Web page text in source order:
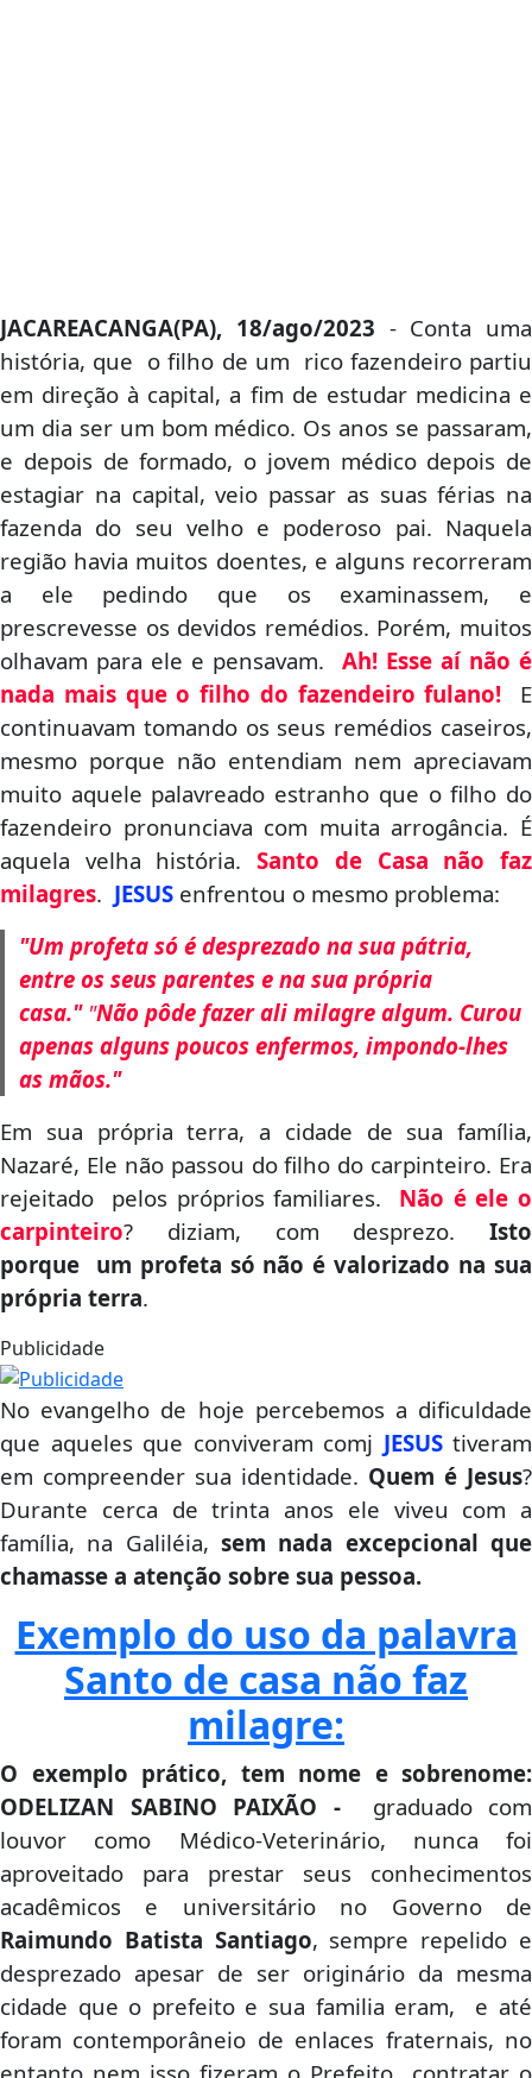
JACAREACANGA(PA), 18/ago/2023 - Conta uma
história, que o filho de um rico fazendeiro partiu
em direção à capital, a fim de estudar medicina e
um dia ser um bom médico. Os anos se passaram,
e depois de formado, o jovem médico depois de
estagiar na capital, veio passar as suas férias na
fazenda do seu velho e poderoso pai. Naquela
região havia muitos doentes, e alguns recorreram
a ele pedindo que os examinassem, e
prescrevesse os devidos remédios. Porém, muitos
olhavam para ele e pensavam. Ah! Esse aí não é
nada mais que o filho do fazendeiro fulano! E
continuavam tomando os seus remédios caseiros,
mesmo porque não entendiam nem apreciavam
muito aquele palavreado estranho que o filho do
fazendeiro pronunciava com muita arrogância. É
aquela velha história. Santo de Casa não faz
milagres. JESUS enfrentou o mesmo problema:
"Um profeta só é desprezado na sua pátria,
entre os seus parentes e na sua própria
casa.""Não pôde fazer ali milagre algum. Curou
apenas alguns poucos enfermos, impondo-lhes
as mãos."
Em sua própria terra, a cidade de sua família,
Nazaré, Ele não passou do filho do carpinteiro. Era
rejeitado pelos próprios familiares. Não é ele o
carpinteiro? diziam, com desprezo. Isto
porque um profeta só não é valorizado na sua
própria terra.
Publicidade
No evangelho de hoje percebemos a dificuldade
que aqueles que conviveram comj JESUStiveram
em compreender sua identidade. Quem é Jesus?
Durante cerca de trinta anos ele viveu com a
família, na Galiléia, sem nada excepcional que
chamasse a atenção sobre sua pessoa.
Exemplo do uso da palavra
Santo de casa não faz
milagre:
O exemplo prático, tem nome e sobrenome:
ODELIZAN SABINO PAIXÃO - graduado com
louvor como Médico-Veterinário, nunca foi
aproveitado para prestar seus conhecimentos
acadêmicos e universitário no Governo de
Raimundo Batista Santiago, sempre repelido e
desprezado apesar de ser originário da mesma
cidade que o prefeito e sua familia eram, e até
foram contemporâneio de enlaces fraternais, no